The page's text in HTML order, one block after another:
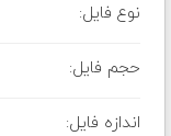
نوع فایل:
حجم فایل:
اندازه فایل: